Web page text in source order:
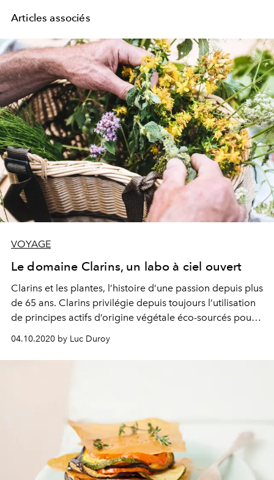
Articles associés
VOYAGE
Le domaine Clarins, un labo à ciel ouvert
Clarins et les plantes, l’histoire d’une passion depuis plus
de 65 ans. Clarins privilégie depuis toujours l’utilisation
de principes actifs d’origine végétale éco-sourcés pour
04.10.2020 by Luc Duroy